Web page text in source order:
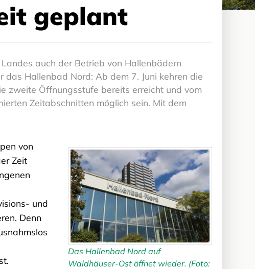
geplant
auch der Betrieb von Hallenbädern
Hallenbad Nord: Ab dem 7. Juni kehren die
zweite Öffnungsstufe bereits erreicht und vom
Zeitabschnitten möglich sein. Mit dem
Das Hallenbad Nord auf
Waldhäuser-Ost öffnet wieder. (Foto:
von
Zeit
und
Denn